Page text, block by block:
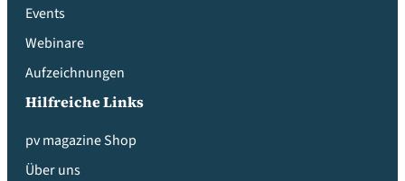
Events
Webinare
Aufzeichnungen
Hilfreiche Links
pv magazine Shop
Über uns